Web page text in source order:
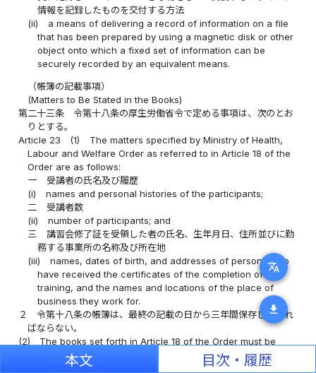
translate
download
情報を記録したものを交付する方法
(ii)
a means of delivering a record of information on a file
that has been prepared by using a magnetic disk or other
object onto which a fixed set of information can be
securely recorded by an equivalent means.
（帳簿の記載事項）
(Matters to Be Stated in the Books)
第二十三条
令第十八条の厚生労働省令で定める事項は、次のとお
りとする。
Article 23
(1)
The matters specified by Ministry of Health,
Labour and Welfare Order as referred to in Article 18 of the
Order are as follows:
一
受講者の氏名及び履歴
(i)
names and personal histories of the participants;
二
受講者数
(ii)
number of participants; and
三
講習会修了証を受領した者の氏名、生年月日、住所並びに勤
務する事業所の名称及び所在地
(iii)
names, dates of birth, and addresses of persons who
have received the certificates of the completion of
training, and the names and locations of the place of
business they work for.
２
令第十八条の帳簿は、最終の記載の日から三年間保存しなけれ
ばならない。
(2)
The books set forth in Article 18 of the Order must be
retained for three years from the date of the final entry.
本文 目次・履歴